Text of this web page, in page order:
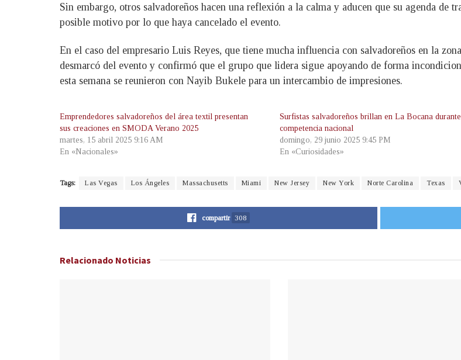
Sin embargo, otros salvadoreños hacen una reflexión a la calma y aducen que su agenda de
posible motivo por lo que haya cancelado el evento.
En el caso del empresario Luis Reyes, que tiene mucha influencia con salvadoreños en la
desmarcó del evento y confirmó que el grupo que lidera sigue apoyando de forma
esta semana se reunieron con Nayib Bukele para un intercambio de impresiones.
Emprendedores salvadoreños del área textil presentan
sus creaciones en SMODA Verano 2025
martes, 15 abril 2025 9:16 AM
En «Nacionales»
Surfistas salvadoreños brillan en La Bocana durante
competencia nacional
domingo, 29 junio 2025 9:45 PM
En «Curiosidades»
Tags: Las Vegas Los Ángeles Massachusetts Miami New Jersey New York Norte Carolina Texas
compartir 308
Relacionado Noticias